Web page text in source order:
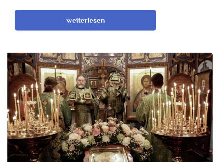
weiterlesen